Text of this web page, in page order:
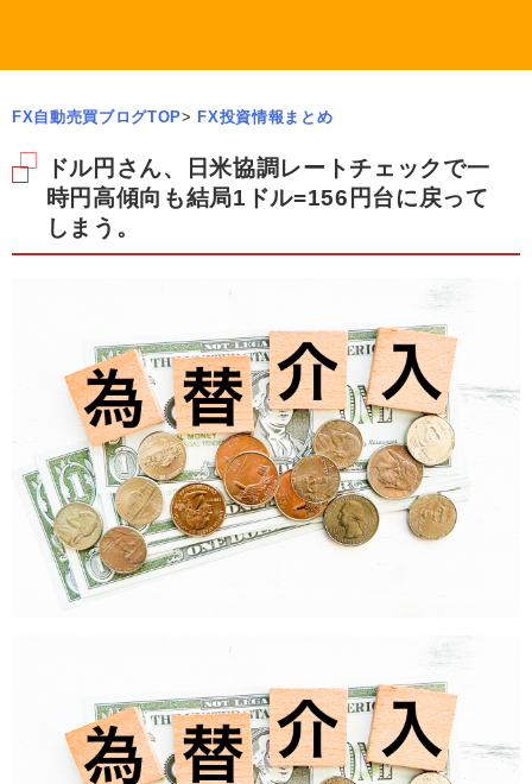
FX自動売買ブログTOP> FX投資情報まとめ
ドル円さん、日米協調レートチェックで一
時円高傾向も結局1ドル=156円台に戻って
しまう。